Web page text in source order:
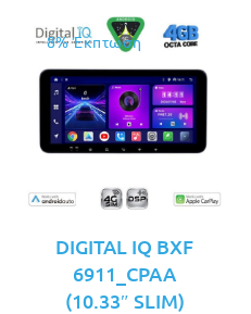
8% Έκπτωση
DIGITAL IQ BXF
6911_CPAA
(10.33″ SLIM)